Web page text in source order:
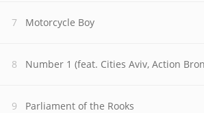
Motorcycle Boy
Number 1 (feat. Cities Aviv, Action
Parliament of the Rooks